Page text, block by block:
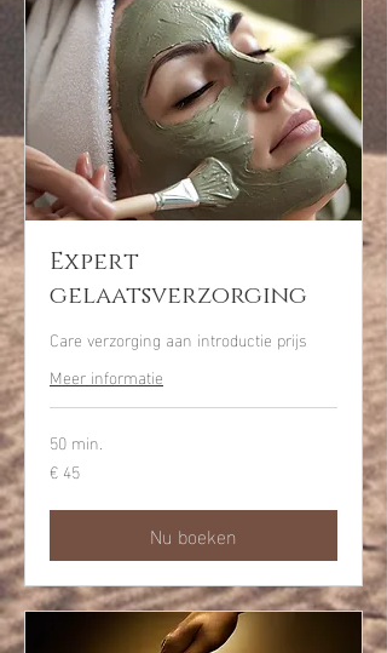
Expert
gelaatsverzorging
Care verzorging aan introductie prijs
Meer informatie
50 min.
45
euro
€ 45
Nu boeken